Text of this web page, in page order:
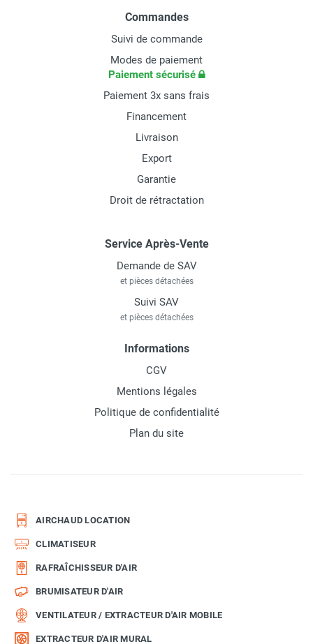
Commandes
Suivi de commande
Modes de paiement
Paiement sécurisé
Paiement 3x sans frais
Financement
Livraison
Export
Garantie
Droit de rétractation
Service Après-Vente
Demande de SAV
et pièces détachées
Suivi SAV
et pièces détachées
Informations
CGV
Mentions légales
Politique de confidentialité
Plan du site
AIRCHAUD LOCATION
CLIMATISEUR
RAFRAÎCHISSEUR D'AIR
BRUMISATEUR D'AIR
VENTILATEUR / EXTRACTEUR D'AIR MOBILE
EXTRACTEUR D'AIR MURAL